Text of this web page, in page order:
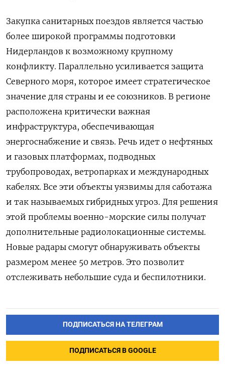
Закупка санитарных поездов является частью
более широкой программы подготовки
Нидерландов к возможному крупному
конфликту. Параллельно усиливается защита
Северного моря, которое имеет стратегическое
значение для страны и ее союзников. В регионе
расположена критически важная
инфраструктура, обеспечивающая
энергоснабжение и связь. Речь идет о нефтяных
и газовых платформах, подводных
трубопроводах, ветропарках и международных
кабелях. Все эти объекты уязвимы для саботажа
и так называемых гибридных угроз. Для решения
этой проблемы военно-морские силы получат
дополнительные радиолокационные системы.
Новые радары смогут обнаруживать объекты
размером менее 50 метров. Это позволит
отслеживать небольшие суда и беспилотники.
ПОДПИСАТЬСЯ НА ТЕЛЕГРАМ
ПОДПИСАТЬСЯ В GOOGLE